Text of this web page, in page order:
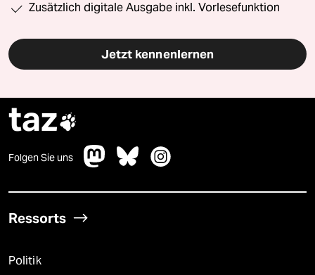
Zusätzlich digitale Ausgabe inkl. Vorlesefunktion
Jetzt kennenlernen
taz
Folgen Sie uns
Ressorts
Politik